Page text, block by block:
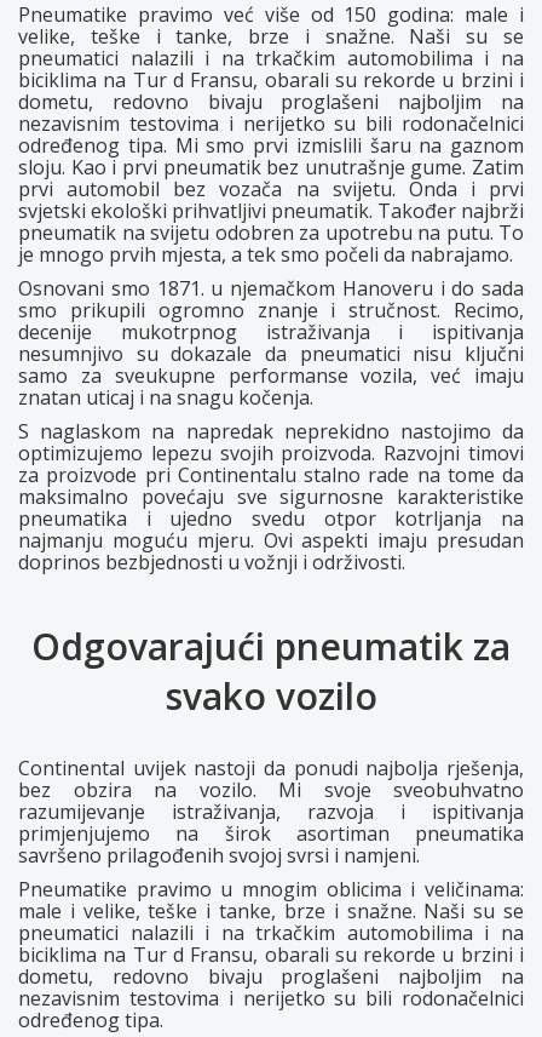
Pneumatike pravimo već više od 150 godina: male i
velike, teške i tanke, brze i snažne. Naši su se
pneumatici nalazili i na trkačkim automobilima i na
biciklima na Tur d Fransu, obarali su rekorde u brzini i
dometu, redovno bivaju proglašeni najboljim na
nezavisnim testovima i nerijetko su bili rodonačelnici
određenog tipa. Mi smo prvi izmislili šaru na gaznom
sloju. Kao i prvi pneumatik bez unutrašnje gume. Zatim
prvi automobil bez vozača na svijetu. Onda i prvi
svjetski ekološki prihvatljivi pneumatik. Također najbrži
pneumatik na svijetu odobren za upotrebu na putu. To
je mnogo prvih mjesta, a tek smo počeli da nabrajamo.
Osnovani smo 1871. u njemačkom Hanoveru i do sada
smo prikupili ogromno znanje i stručnost. Recimo,
decenije mukotrpnog istraživanja i ispitivanja
nesumnjivo su dokazale da pneumatici nisu ključni
samo za sveukupne performanse vozila, već imaju
znatan uticaj i na snagu kočenja.
S naglaskom na napredak neprekidno nastojimo da
optimizujemo lepezu svojih proizvoda. Razvojni timovi
za proizvode pri Continentalu stalno rade na tome da
maksimalno povećaju sve sigurnosne karakteristike
pneumatika i ujedno svedu otpor kotrljanja na
najmanju moguću mjeru. Ovi aspekti imaju presudan
doprinos bezbjednosti u vožnji i održivosti.
Odgovarajući pneumatik za
svako vozilo
Continental uvijek nastoji da ponudi najbolja rješenja,
bez obzira na vozilo. Mi svoje sveobuhvatno
razumijevanje istraživanja, razvoja i ispitivanja
primjenjujemo na širok asortiman pneumatika
savršeno prilagođenih svojoj svrsi i namjeni.
Pneumatike pravimo u mnogim oblicima i veličinama:
male i velike, teške i tanke, brze i snažne. Naši su se
pneumatici nalazili i na trkačkim automobilima i na
biciklima na Tur d Fransu, obarali su rekorde u brzini i
dometu, redovno bivaju proglašeni najboljim na
nezavisnim testovima i nerijetko su bili rodonačelnici
određenog tipa.